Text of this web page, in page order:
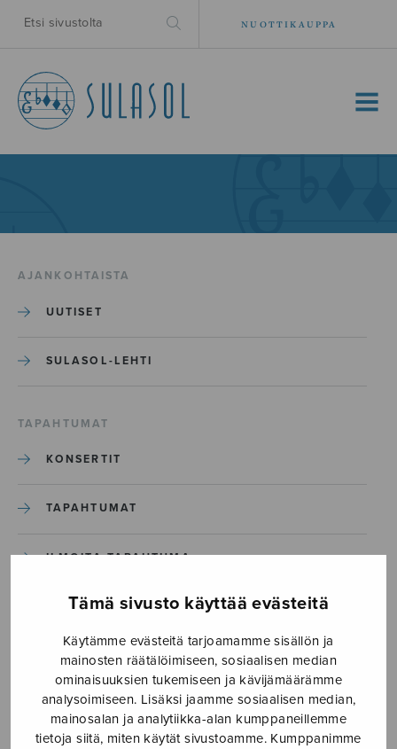
Tämä sivusto käyttää evästeitä
Käytämme evästeitä tarjoamamme sisällön ja
mainosten räätälöimiseen, sosiaalisen median
ominaisuuksien tukemiseen ja kävijämäärämme
analysoimiseen. Lisäksi jaamme sosiaalisen median,
mainosalan ja analytiikka-alan kumppaneillemme
tietoja siitä, miten käytät sivustoamme. Kumppanimme
NUOTTIKAUPPA
MENU
AJANKOHTAISTA
UUTISET
SULASOL-LEHTI
TAPAHTUMAT
KONSERTIT
TAPAHTUMAT
ILMOITA TAPAHTUMA
Sydämeeni joulun teen_S2821_Page_1
Sydämeeni joulun
teen_S2821_Page_1